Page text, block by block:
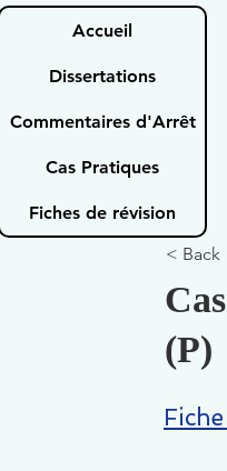
Accueil
Dissertations
Commentaires d'Arrêt
Cas Pratiques
Fiches de révision
< Back
(P)